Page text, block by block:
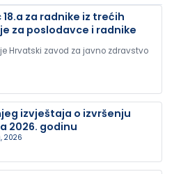
18.a za radnike iz trećih
za poslodavce i radnike
Hrvatski zavod za javno zdravstvo
izvještaja o izvršenju
2026. godinu
2026